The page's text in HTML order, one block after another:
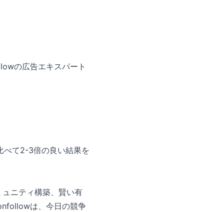
の広告エキスパート
べて2-3倍の良い結果を
ニティ構築、賢い有
は、今日の競争